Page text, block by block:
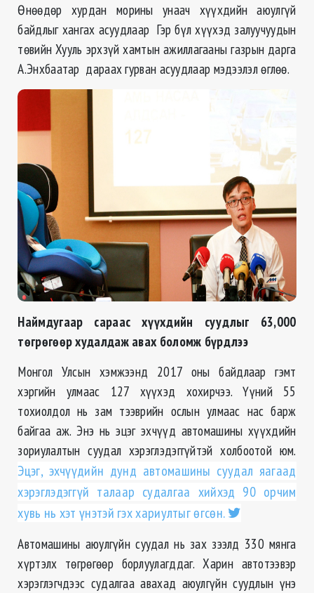
Өнөөдөр хурдан морины унаач хүүхдийн аюулгүй
байдлыг хангах асуудлаар Гэр бүл хүүхэд залуучуудын
төвийн Хууль эрхзүй хамтын ажиллагааны газрын дарга
А.Энхбаатар дараах гурван асуудлаар мэдээлэл өглөө.
Наймдугаар сараас хүүхдийн суудлыг 63,000
төгрөгөөр худалдаж авах боломж бүрдлээ
Монгол Улсын хэмжээнд 2017 оны байдлаар гэмт
хэргийн улмаас 127 хүүхэд хохирчээ. Үүний 55
тохиолдол нь зам тээврийн ослын улмаас нас барж
байгаа аж. Энэ нь эцэг эхчүүд автомашины хүүхдийн
зориулалтын суудал хэрэглэдэггүйтэй холбоотой юм.
Эцэг, эхчүүдийн дунд автомашины суудал яагаад
хэрэглэдэггүй талаар судалгаа хийхэд 90 орчим
хувь нь хэт үнэтэй гэх хариултыг өгсөн.
Автомашины аюулгүйн суудал нь зах зээлд 330 мянга
хүртэлх төгрөгөөр борлуулагддаг. Харин автотээвэр
хэрэглэгчдээс судалгаа авахад аюулгүйн суудлын үнэ